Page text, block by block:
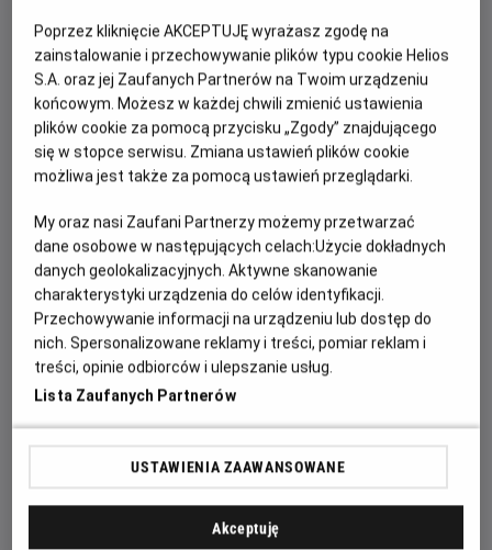
Bielsko-Biała-
Helios
Bydgoszcz-
Helios
Dąbrowa Górnicza-
Helios
Gdańsk-
Helios Forum
Gdańsk-
Helios Metropolia
Gdynia-
Helios
Gniezno -
Helios
Grudziądz-
Helios
Jelenia Góra-Helios
Kalisz-
Helios
Katowice-
Helios
Kędzierzyn-Koźle-
Helios
Kielce-
Helios
Konin-Helios
Koszalin-Helios
Krosno-
Helios
Legionowo-
Helios
Legnica-
Helios
Helios
Łódź-
Helios
Poprzez kliknięcie AKCEPTUJĘ wyrażasz zgodę na
zainstalowanie i przechowywanie plików typu cookie Helios
S.A. oraz jej Zaufanych Partnerów na Twoim urządzeniu
końcowym. Możesz w każdej chwili zmienić ustawienia
plików cookie za pomocą przycisku „Zgody” znajdującego
się w stopce serwisu. Zmiana ustawień plików cookie
możliwa jest także za pomocą ustawień przeglądarki.
My oraz nasi Zaufani Partnerzy możemy przetwarzać
dane osobowe w następujących celach:Użycie dokładnych
danych geolokalizacyjnych. Aktywne skanowanie
charakterystyki urządzenia do celów identyfikacji.
Przechowywanie informacji na urządzeniu lub dostęp do
nich. Spersonalizowane reklamy i treści, pomiar reklam i
treści, opinie odbiorców i ulepszanie usług.
Lista Zaufanych Partnerów
USTAWIENIA ZAAWANSOWANE
Akceptuję